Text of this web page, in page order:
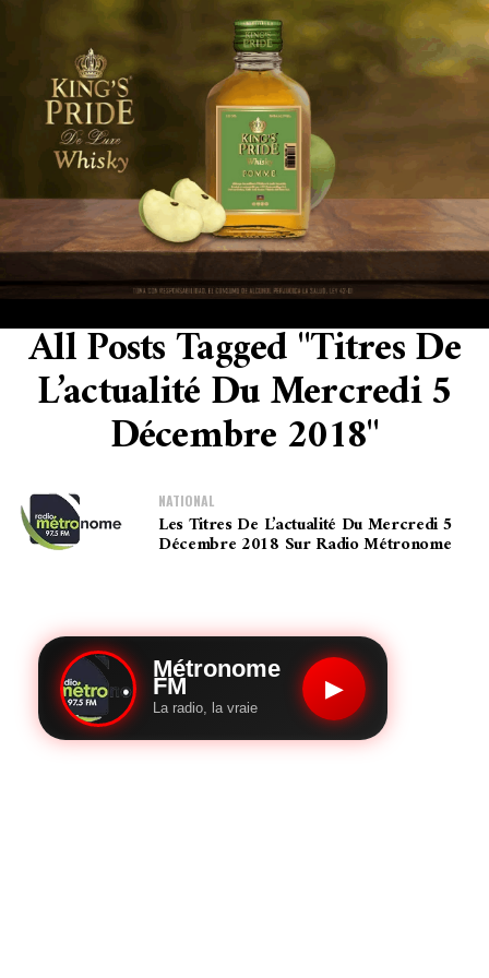
All Posts Tagged "Titres De
L’actualité Du Mercredi 5
Décembre 2018"
NATIONAL
Les Titres De L’actualité Du Mercredi 5
Décembre 2018 Sur Radio Métronome
Métronome
FM
La radio, la vraie
▶